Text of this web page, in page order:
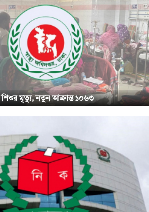
মৃত্যু, নতুন আক্রান্ত ১০৬৩